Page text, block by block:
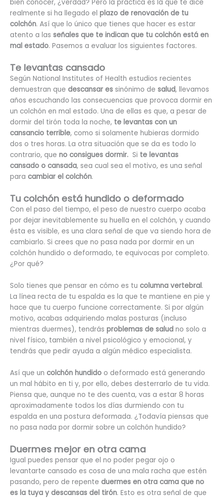
bien conocer, ¿verdad? Pero la práctica es la que te dice
realmente si ha llegado el plazo de renovación de tu
colchón. Así que lo único que tienes que hacer es estar
atento a las señales que te indican que tu colchón está en
mal estado. Pasemos a evaluar los siguientes factores.
Te levantas cansado
Según National Institutes of Health estudios recientes
demuestran que descansar es sinónimo de salud, llevamos
años escuchando las consecuencias que provoca dormir en
un colchón en mal estado. Una de ellas es que, a pesar de
dormir del tirón toda la noche, te levantas con un
cansancio terrible, como si solamente hubieras dormido
dos o tres horas. La otra situación que se da es todo lo
contrario, que no consigues dormir. Si te levantas
cansado o cansada, sea cual sea el motivo, es una señal
para cambiar el colchón.
Tu colchón está hundido o deformado
Con el paso del tiempo, el peso de nuestro cuerpo acaba
por dejar inevitablemente su huella en el colchón, y cuando
ésta es visible, es una clara señal de que va siendo hora de
cambiarlo. Si crees que no pasa nada por dormir en un
colchón hundido o deformado, te equivocas por completo.
¿Por qué?
Solo tienes que pensar en cómo es tu columna vertebral.
La línea recta de tu espalda es la que te mantiene en pie y
hace que tu cuerpo funcione correctamente. Si por algún
motivo, acabas adquiriendo malas posturas (incluso
mientras duermes), tendrás problemas de salud no solo a
nivel físico, también a nivel psicológico y emocional, y
tendrás que pedir ayuda a algún médico especialista.
Así que un colchón hundido o deformado está generando
un mal hábito en ti y, por ello, debes desterrarlo de tu vida.
Piensa que, aunque no te des cuenta, vas a estar 8 horas
aproximadamente todos los días durmiendo con tu
espalda en una postura deformada. ¿Todavía piensas que
no pasa nada por dormir sobre un colchón hundido?
Duermes mejor en otra cama
Igual puedes pensar que el no poder pegar ojo o
levantarte cansado es cosa de una mala racha que estén
pasando, pero de repente duermes en otra cama que no
es la tuya y descansas del tirón. Esto es otra señal de que